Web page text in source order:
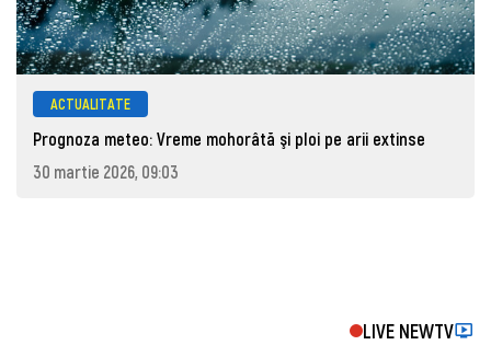
ACTUALITATE
Prognoza meteo: Vreme mohorâtă şi ploi pe arii extinse
30 martie 2026, 09:03
LIVE NEWTV